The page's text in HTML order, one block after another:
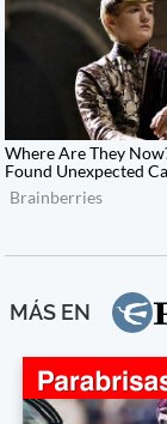
MÁS EN